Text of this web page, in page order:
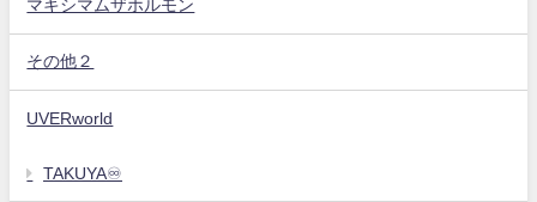
マキシマムザホルモン
その他２
UVERworld
TAKUYA♾️